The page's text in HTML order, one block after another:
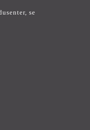
se